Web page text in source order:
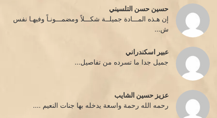
حسين حسن التلسيني
إن هـذه المـــادة جميلــة شكـــلاً ومضمـــونـاً وفيهـا نفس
ش...
عبير اسكندراني
جميل جدا ما تسرده من تفاصيل...
عزيز حسين الشايب
رحمه الله رحمة واسعة يدخله بها جنات النعيم ....